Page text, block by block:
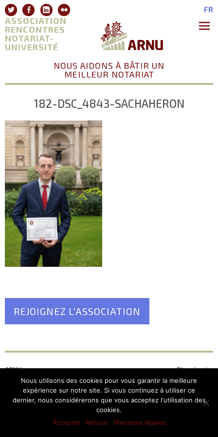
Aller
au
contenu
TwitterFacebook
LinkedinFlickr FR
ASSOCIATION
RENCONTRES
NOTARIAT-
UNIVERSITÉ
NOUS AIDONS À BÂTIR UN
MEILLEUR NOTARIAT
182-DSC_4843-SACHAHERON
REJOIGNEZ L'ASSOCIATION
ARNU
12, Place du Pantéon –
75005 Paris
Plan du site
Mentions légales
Nous utilisons des cookies pour vous garantir la meilleure
expérience sur notre site. Si vous continuez à utiliser ce
dernier, nous considérerons que vous acceptez l'utilisation des
cookies.
Accepter
Refuser Mentions légales